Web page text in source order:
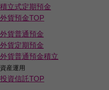
積立式定期預金
外貨預金TOP
外貨普通預金
外貨定期預金
外貨普通預金積立
資産運用
投資信託TOP